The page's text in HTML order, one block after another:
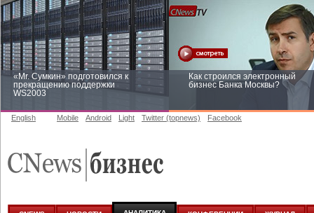
«Mr. Сумкин» подготовился к
прекращению поддержки
WS2003
Как строился электронный
бизнес Банка Москвы?
аналитике
English Mobile Android Light Twitter (topnews) Facebook